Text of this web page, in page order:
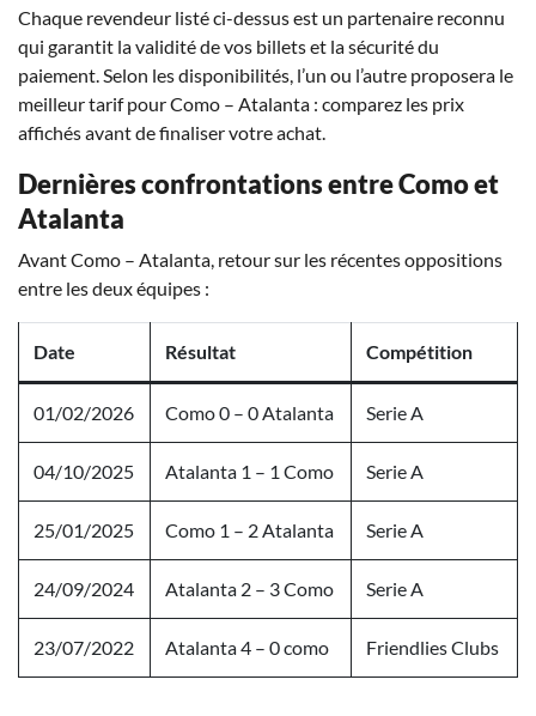
Chaque revendeur listé ci-dessus est un partenaire reconnu
qui garantit la validité de vos billets et la sécurité du
paiement. Selon les disponibilités, l’un ou l’autre proposera le
meilleur tarif pour Como – Atalanta : comparez les prix
affichés avant de finaliser votre achat.
Dernières confrontations entre Como et
Atalanta
Avant Como – Atalanta, retour sur les récentes oppositions
entre les deux équipes :
Date Résultat Compétition
01/02/2026 Como 0 – 0 Atalanta Serie A
04/10/2025 Atalanta 1 – 1 Como Serie A
25/01/2025 Como 1 – 2 Atalanta Serie A
24/09/2024 Atalanta 2 – 3 Como Serie A
23/07/2022 Atalanta 4 – 0 como Friendlies Clubs